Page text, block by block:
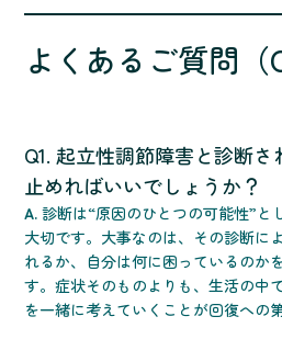
よくあるご質問（
Q1. 起立性調節障害と診断
止めればいいでしょうか？
A. 診断は“原因のひとつの可能性”と
大切です。大事なのは、その診断に
れるか、自分は何に困っているのか
す。症状そのものよりも、生活の中
を一緒に考えていくことが回復への